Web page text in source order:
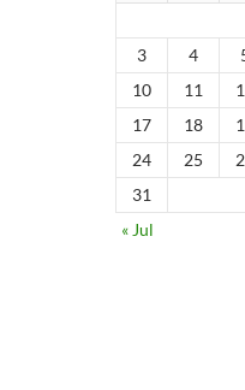
3
4
10
11
17
18
24
25
31
« Jul